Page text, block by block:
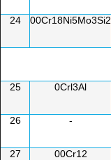
24 00Cr18Ni5Mo3Si2
25 0Crl3Al
26 -
27 00Cr12